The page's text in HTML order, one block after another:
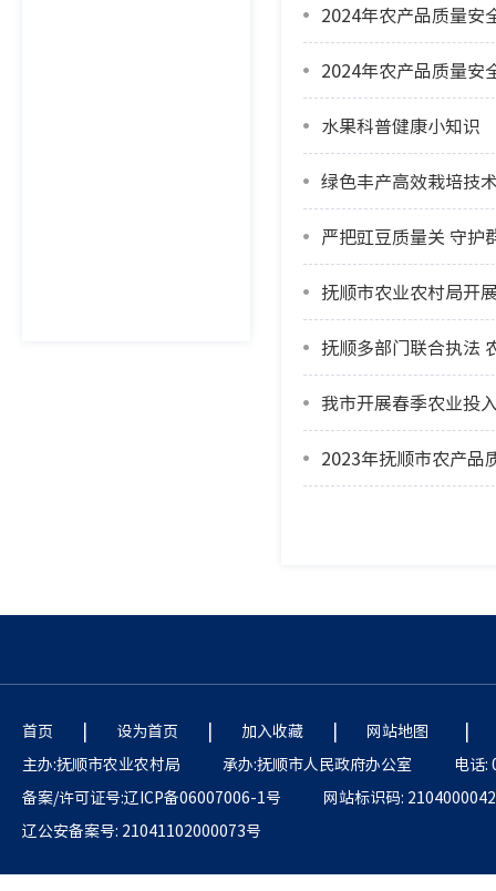
2024年农产品质量安
2024年农产品质量安
水果科普健康小知识
绿色丰产高效栽培技
严把豇豆质量关 守护
抚顺市农业农村局开
抚顺多部门联合执法
我市开展春季农业投
2023年抚顺市农产品
首页 | 设为首页 | 加入收藏 | 网站地图 |
主办:抚顺市农业农村局 承办:抚顺市人民政府办公室
电话:
备案/许可证号:辽ICP备06007006-1号
网站标识码: 2104000042
辽公安备案号: 21041102000073号